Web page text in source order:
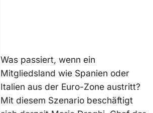
Was passiert, wenn ein
Mitgliedsland wie Spanien oder
Italien aus der Euro-Zone austritt?
Mit diesem Szenario beschäftigt